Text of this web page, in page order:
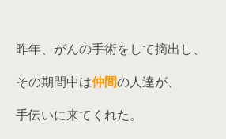
昨年、がんの手術をして摘出し、
その期間中は仲間の人達が、
手伝いに来てくれた。